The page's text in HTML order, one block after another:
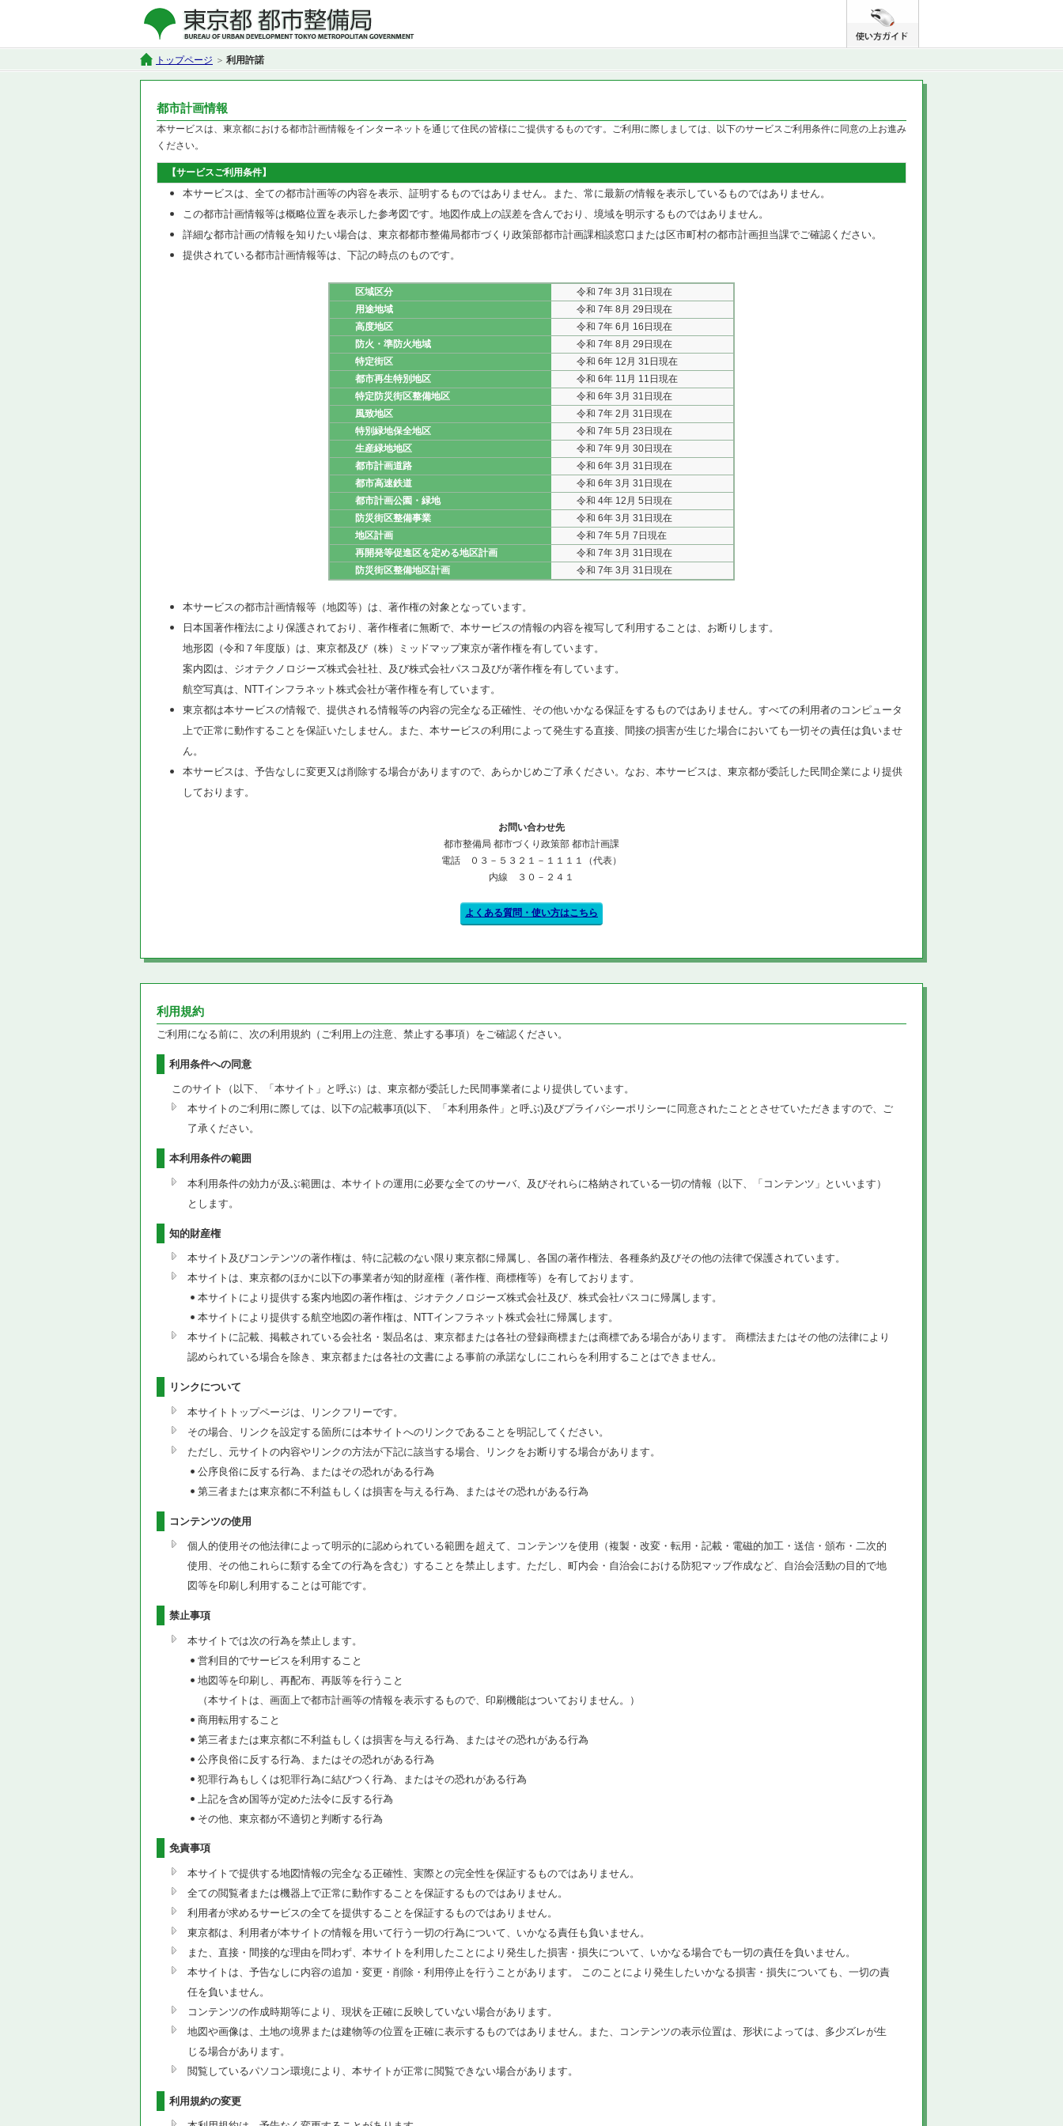
トップページ 利用許諾
都市計画情報
本サービスは、東京都における都市計画情報をインターネットを通じて住民の皆様にご提供するものです。ご利用に際しましては、以下のサービスご利用条件に同意の上お進み
ください。
【サービスご利用条件】
本サービスは、全ての都市計画等の内容を表示、証明するものではありません。また、常に最新の情報を表示しているものではありません。
この都市計画情報等は概略位置を表示した参考図です。地図作成上の誤差を含んでおり、境域を明示するものではありません。
詳細な都市計画の情報を知りたい場合は、東京都都市整備局都市づくり政策部都市計画課相談窓口または区市町村の都市計画担当課でご確認ください。
提供されている都市計画情報等は、下記の時点のものです。
区域区分
令和 7年 3月 31日現在
用途地域
令和 7年 8月 29日現在
高度地区
令和 7年 6月 16日現在
防火・準防火地域
令和 7年 8月 29日現在
特定街区
令和 6年 12月 31日現在
都市再生特別地区
令和 6年 11月 11日現在
特定防災街区整備地区
令和 6年 3月 31日現在
風致地区
令和 7年 2月 31日現在
特別緑地保全地区
令和 7年 5月 23日現在
生産緑地地区
令和 7年 9月 30日現在
都市計画道路
令和 6年 3月 31日現在
都市高速鉄道
令和 6年 3月 31日現在
都市計画公園・緑地
令和 4年 12月 5日現在
防災街区整備事業
令和 6年 3月 31日現在
地区計画
令和 7年 5月 7日現在
再開発等促進区を定める地区計画
令和 7年 3月 31日現在
防災街区整備地区計画
令和 7年 3月 31日現在
本サービスの都市計画情報等（地図等）は、著作権の対象となっています。
日本国著作権法により保護されており、著作権者に無断で、本サービスの情報の内容を複写して利用することは、お断りします。
地形図（令和７年度版）は、東京都及び（株）ミッドマップ東京が著作権を有しています。
案内図は、ジオテクノロジーズ株式会社社、及び株式会社パスコ及びが著作権を有しています。
航空写真は、NTTインフラネット株式会社が著作権を有しています。
東京都は本サービスの情報で、提供される情報等の内容の完全なる正確性、その他いかなる保証をするものではありません。すべての利用者のコンピュータ
上で正常に動作することを保証いたしません。また、本サービスの利用によって発生する直接、間接の損害が生じた場合においても一切その責任は負いませ
ん。
本サービスは、予告なしに変更又は削除する場合がありますので、あらかじめご了承ください。なお、本サービスは、東京都が委託した民間企業により提供
しております。
お問い合わせ先
都市整備局 都市づくり政策部 都市計画課
電話 ０３－５３２１－１１１１（代表）
内線 ３０－２４１
よくある質問・使い方はこちら
利用規約
ご利用になる前に、次の利用規約（ご利用上の注意、禁止する事項）をご確認ください。
利用条件への同意
このサイト（以下、「本サイト」と呼ぶ）は、東京都が委託した民間事業者により提供しています。
本サイトのご利用に際しては、以下の記載事項(以下、「本利用条件」と呼ぶ)及びプライバシーポリシーに同意されたこととさせていただきますので、ご
了承ください。
本利用条件の範囲
本利用条件の効力が及ぶ範囲は、本サイトの運用に必要な全てのサーバ、及びそれらに格納されている一切の情報（以下、「コンテンツ」といいます）
とします。
知的財産権
本サイト及びコンテンツの著作権は、特に記載のない限り東京都に帰属し、各国の著作権法、各種条約及びその他の法律で保護されています。
本サイトは、東京都のほかに以下の事業者が知的財産権（著作権、商標権等）を有しております。
本サイトにより提供する案内地図の著作権は、ジオテクノロジーズ株式会社及び、株式会社パスコに帰属します。
本サイトにより提供する航空地図の著作権は、NTTインフラネット株式会社に帰属します。
本サイトに記載、掲載されている会社名・製品名は、東京都または各社の登録商標または商標である場合があります。 商標法またはその他の法律により
認められている場合を除き、東京都または各社の文書による事前の承諾なしにこれらを利用することはできません。
リンクについて
本サイトトップページは、リンクフリーです。
その場合、リンクを設定する箇所には本サイトへのリンクであることを明記してください。
ただし、元サイトの内容やリンクの方法が下記に該当する場合、リンクをお断りする場合があります。
公序良俗に反する行為、またはその恐れがある行為
第三者または東京都に不利益もしくは損害を与える行為、またはその恐れがある行為
コンテンツの使用
個人的使用その他法律によって明示的に認められている範囲を超えて、コンテンツを使用（複製・改変・転用・記載・電磁的加工・送信・頒布・二次的
使用、その他これらに類する全ての行為を含む）することを禁止します。ただし、町内会・自治会における防犯マップ作成など、自治会活動の目的で地
図等を印刷し利用することは可能です。
禁止事項
本サイトでは次の行為を禁止します。
営利目的でサービスを利用すること
地図等を印刷し、再配布、再販等を行うこと
（本サイトは、画面上で都市計画等の情報を表示するもので、印刷機能はついておりません。）
商用転用すること
第三者または東京都に不利益もしくは損害を与える行為、またはその恐れがある行為
公序良俗に反する行為、またはその恐れがある行為
犯罪行為もしくは犯罪行為に結びつく行為、またはその恐れがある行為
上記を含め国等が定めた法令に反する行為
その他、東京都が不適切と判断する行為
免責事項
本サイトで提供する地図情報の完全なる正確性、実際との完全性を保証するものではありません。
全ての閲覧者または機器上で正常に動作することを保証するものではありません。
利用者が求めるサービスの全てを提供することを保証するものではありません。
東京都は、利用者が本サイトの情報を用いて行う一切の行為について、いかなる責任も負いません。
また、直接・間接的な理由を問わず、本サイトを利用したことにより発生した損害・損失について、いかなる場合でも一切の責任を負いません。
本サイトは、予告なしに内容の追加・変更・削除・利用停止を行うことがあります。 このことにより発生したいかなる損害・損失についても、一切の責
任を負いません。
コンテンツの作成時期等により、現状を正確に反映していない場合があります。
地図や画像は、土地の境界または建物等の位置を正確に表示するものではありません。また、コンテンツの表示位置は、形状によっては、多少ズレが生
じる場合があります。
閲覧しているパソコン環境により、本サイトが正常に閲覧できない場合があります。
利用規約の変更